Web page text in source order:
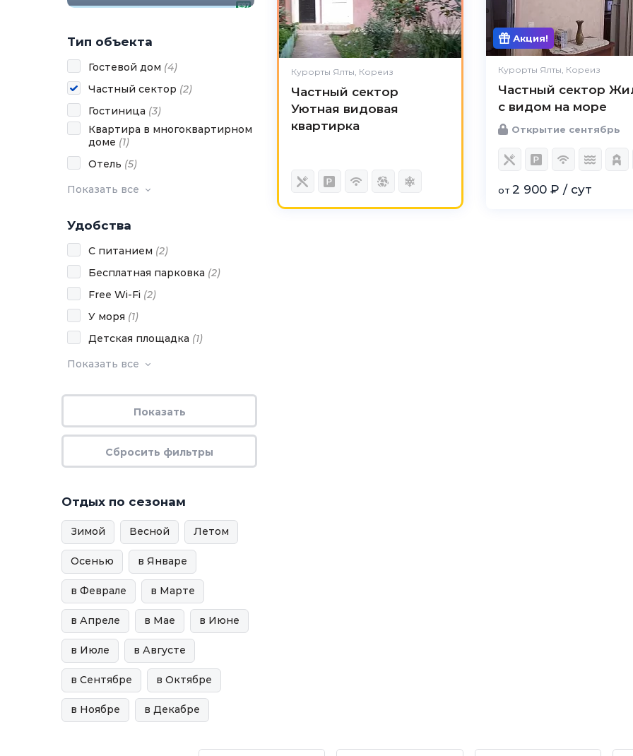
Тип объекта
Гостевой дом (4)
Частный сектор (2)
Гостиница (3)
Квартира в многоквартирном
доме (1)
Отель (5)
Показать все
Удобства
С питанием (2)
Бесплатная парковка (2)
Free Wi-Fi (2)
У моря (1)
Детская площадка (1)
Показать все
Отдых по сезонам
Зимой Весной Летом
Осенью в Январе
в Феврале в Марте
в Апреле в Мае в Июне
в Июле в Августе
в Сентябре в Октябре
в Ноябре в Декабре
Курорты Ялты, Кореиз
Частный сектор
Уютная видовая
квартирка
Акция!
Курорты Ялты, Кореиз
Частный сектор
с видом на море
Открытие сентябрь
от 2 900 ₽ / сут